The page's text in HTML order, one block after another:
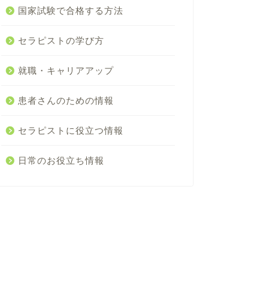
国家試験で合格する方法
セラピストの学び方
就職・キャリアアップ
患者さんのための情報
セラピストに役立つ情報
日常のお役立ち情報